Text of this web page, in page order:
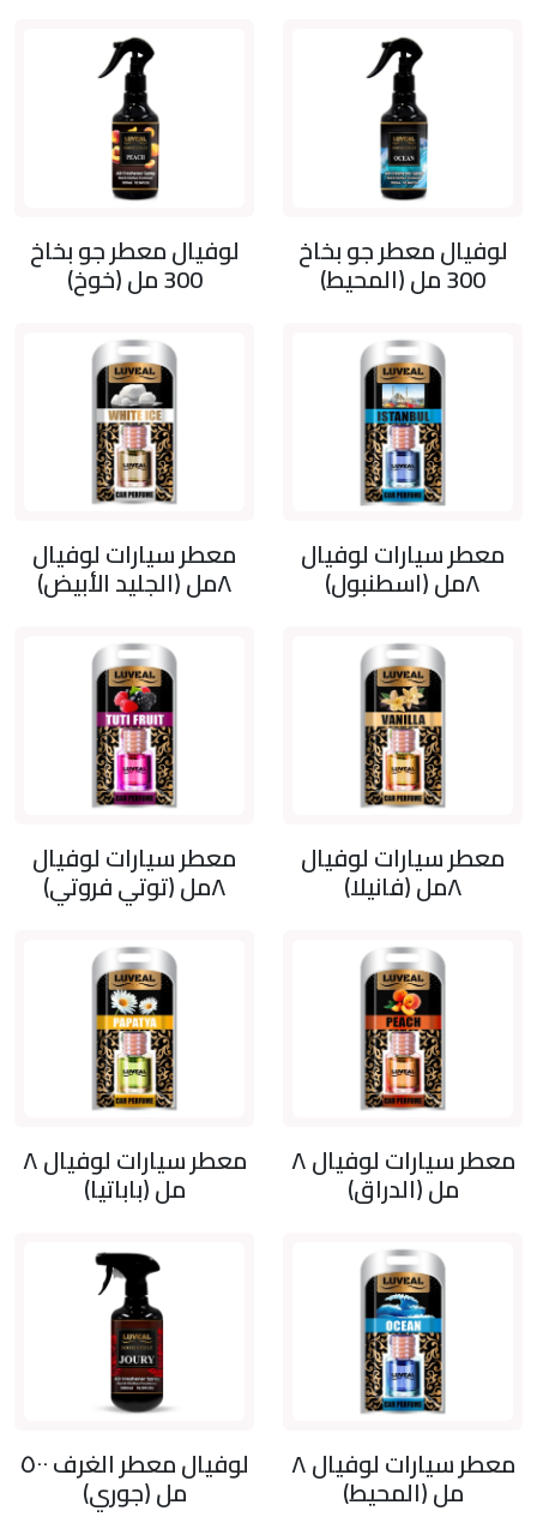
لوفيال معطر جو بخاخ
300 مل (المحيط)
لوفيال معطر جو بخاخ
300 مل (خوخ)
معطر سيارات لوفيال
٨مل (اسطنبول)
معطر سيارات لوفيال
٨مل (الجليد الأبيض)
معطر سيارات لوفيال
٨مل (فانيلا)
معطر سيارات لوفيال
٨مل (توتي فروتي)
معطر سيارات لوفيال ٨
مل (الدراق)
معطر سيارات لوفيال ٨
مل (باباتيا)
معطر سيارات لوفيال ٨
مل (المحيط)
لوفيال معطر الغرف ٥٠٠
مل (جوري)